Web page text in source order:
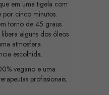
em uma tigela com
cinco minutos.
torno de 45 graus
libera alguns dos óleos
atmosfera
escolhida.
vegano e uma
profissionais.